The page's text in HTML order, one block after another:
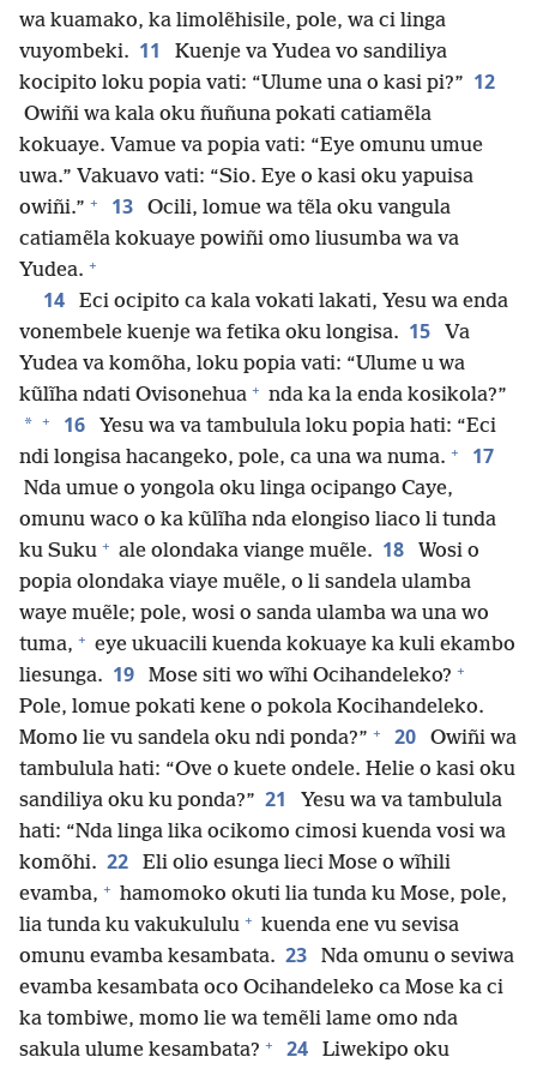
wa kuamako, ka limolẽhisile, pole, wa ci linga
vuyombeki. 11
Kuenje va Yudea vo sandiliya
kocipito loku popia vati: “Ulume una o kasi pi?” 12
Owiñi wa kala oku ñuñuna pokati catiamẽla
kokuaye. Vamue va popia vati: “Eye omunu umue
uwa.” Vakuavo vati: “Sio. Eye o kasi oku yapuisa
owiñi.” + 13
Ocili, lomue wa tẽla oku vangula
catiamẽla kokuaye powiñi omo liusumba wa va
Yudea. +
14
Eci ocipito ca kala vokati lakati, Yesu wa enda
vonembele kuenje wa fetika oku longisa. 15
Va
Yudea va komõha, loku popia vati: “Ulume u wa
kũlĩha ndati Ovisonehua + nda ka la enda kosikola?”
* + 16
Yesu wa va tambulula loku popia hati: “Eci
ndi longisa hacangeko, pole, ca una wa numa. + 17
Nda umue o yongola oku linga ocipango Caye,
omunu waco o ka kũlĩha nda elongiso liaco li tunda
ku Suku + ale olondaka viange muẽle. 18
Wosi o
popia olondaka viaye muẽle, o li sandela ulamba
waye muẽle; pole, wosi o sanda ulamba wa una wo
tuma, + eye ukuacili kuenda kokuaye ka kuli ekambo
liesunga. 19 Mose siti wo wĩhi Ocihandeleko? +
Pole, lomue pokati kene o pokola Kocihandeleko.
Momo lie vu sandela oku ndi ponda?” + 20
Owiñi wa
tambulula hati: “Ove o kuete ondele. Helie o kasi oku
sandiliya oku ku ponda?” 21
Yesu wa va tambulula
hati: “Nda linga lika ocikomo cimosi kuenda vosi wa
komõhi. 22
Eli olio esunga lieci Mose o wĩhili
evamba, + hamomoko okuti lia tunda ku Mose, pole,
lia tunda ku vakukululu + kuenda ene vu sevisa
omunu evamba kesambata. 23
Nda omunu o seviwa
evamba kesambata oco Ocihandeleko ca Mose ka ci
ka tombiwe, momo lie wa temẽli lame omo nda
sakula ulume kesambata? + 24
Liwekipo oku